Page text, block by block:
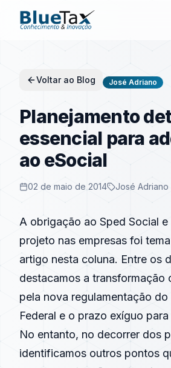
Voltar ao Blog José Adriano
Planejamento
essencial para
ao eSocial
02 de maio de 2014 José Adriano
A obrigação ao Sped Social
projeto nas empresas foi
artigo nesta coluna. Entre os
destacamos a transformação
pela nova regulamentação do
Federal e o prazo exíguo
No entanto, no decorrer dos
identificamos outros pontos